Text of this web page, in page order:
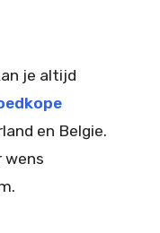
je altijd
en Belgie.
wens